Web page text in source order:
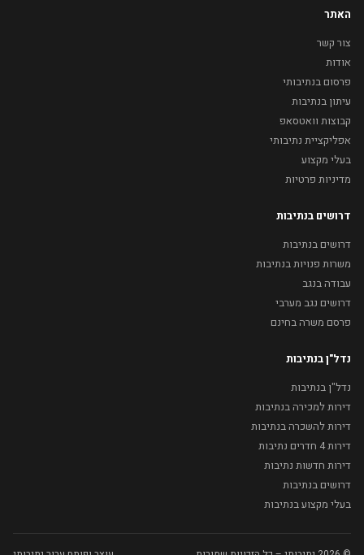
האתר
צור קשר
אודות
פרסום בנתיבותי
עיתון בנתיבות
קבוצות וואטסאפ
אפליקציית נתיבותי
בעלי מקצוע
מדיניות פרטיות
דרושים בנתיבות
דרושים בנתיבות
משרות פנויות בנתיבות
עבודה בנגב
דרושים נגב מערבי
פרסם משרה בחינם
נדל"ן בנתיבות
נדל"ן בנתיבות
דירות למכירה בנתיבות
דירות להשכרה בנתיבות
דירות 4 חדרים נתיבות
דירות חדשות נתיבות
דרושים בנתיבות
בעלי מקצוע בנתיבות